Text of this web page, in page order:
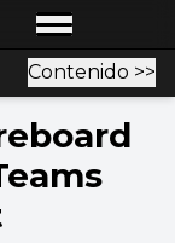
Open main
Contenido >>